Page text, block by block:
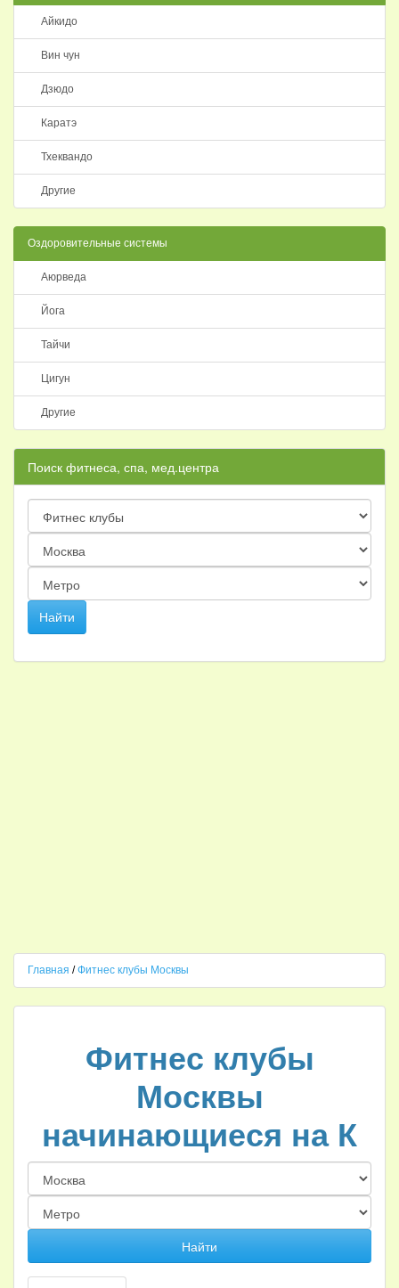
Айкидо
Вин чун
Дзюдо
Каратэ
Тхеквандо
Другие
Оздоровительные системы
Аюрведа
Йога
Тайчи
Цигун
Другие
Поиск фитнеса, спа, мед.центра
Главная /Фитнес клубы Москвы
Фитнес клубы
Москвы
начинающиеся на К
Найти